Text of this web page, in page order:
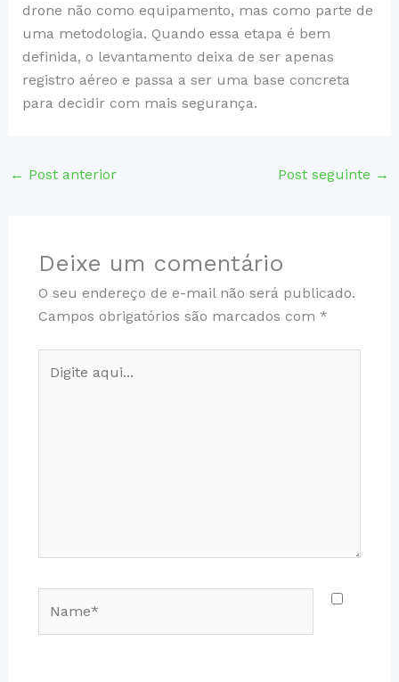
drone não como equipamento, mas como parte de
uma metodologia. Quando essa etapa é bem
definida, o levantamento deixa de ser apenas
registro aéreo e passa a ser uma base concreta
para decidir com mais segurança.
← Post anterior Post seguinte →
Deixe um comentário
O seu endereço de e-mail não será publicado.
Campos obrigatórios são marcados com *
aqui...